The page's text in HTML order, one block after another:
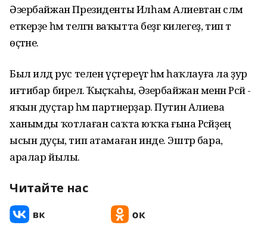
Әзербайжан Президенты Илһам Алиевтан сәләм
еткерҙе һәм теләгән ваҡытта беҙгә килегеҙ, тип тә
өҫтәне.
Был илдә рус телен үҫтереүгә һәм һаҡлауға ла ҙур
иғтибар бирелә. Ҡыҫҡаһы, Әзербайжан менән Рәсәй -
яҡын дуҫтар һәм партнерҙар. Путин Алиева
ханымды ҡотлаған саҡта юҡҡа ғына Рәсәйҙең
ысын дуҫы, тип атамаған инде. Эштәр бара,
аралар йылы.
Читайте нас